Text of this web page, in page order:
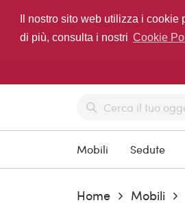
Il nostro sito web utilizza i
di più, consulta i nostri Cookie
Mobili Sedute
Home Mobili